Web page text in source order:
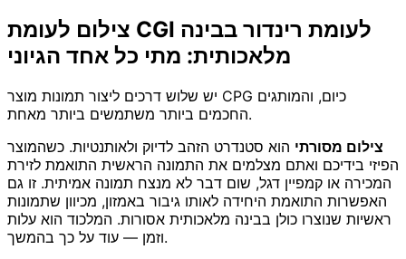
צילום לעומת CGI לעומת רינדור בבינה
מלאכותית: מתי כל אחד הגיוני
יש שלוש דרכים ליצור תמונות מוצר CPG כיום, והמותגים
החכמים ביותר משתמשים ביותר מאחת.
צילום מסורתי הוא סטנדרט הזהב לדיוק ולאותנטיות. כשהמוצר
הפיזי בידיכם ואתם מצלמים את התמונה הראשית התואמת לזירת
המכירה או קמפיין דגל, שום דבר לא מנצח תמונה אמיתית. זו גם
האפשרות התואמת היחידה לאותו גיבור באמזון, מכיוון שתמונות
ראשיות שנוצרו כולן בבינה מלאכותית אסורות. המלכוד הוא עלות
וזמן — עוד על כך בהמשך.